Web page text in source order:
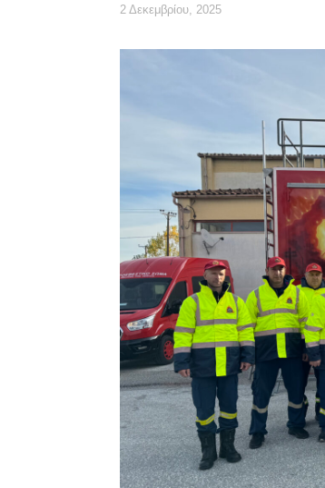
2 Δεκεμβρίου, 2025